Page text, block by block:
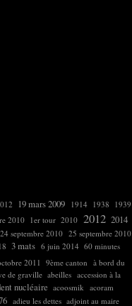
19 mars 2009 1914 1938
1939
2010 1er tour 2010 2012 2014
24 septembre 2010 25 septembre 2010
3 mats 6 juin 2014 60 minutes
2011 9ème canton à bord du
de graville abeilles accession à la
nucléaire acoosmik acoram
adieu les dettes adjoint au maire